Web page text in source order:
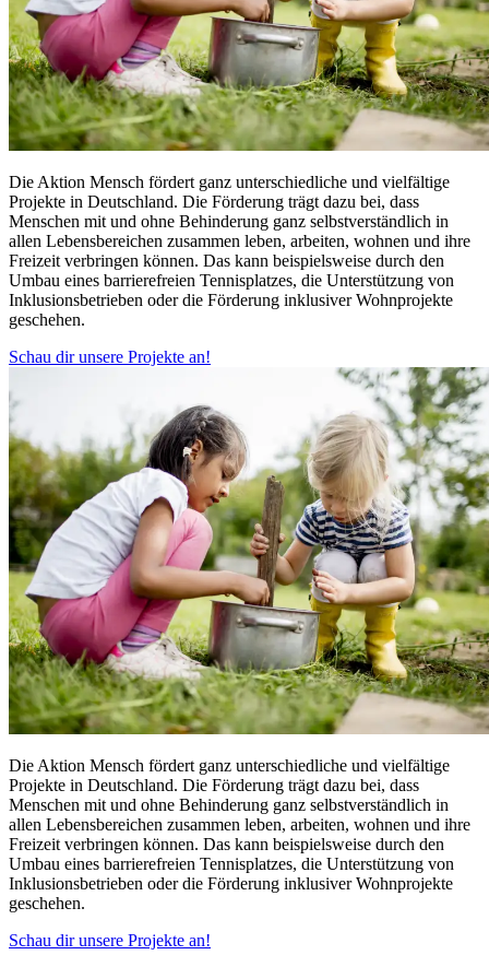
Die Aktion Mensch fördert ganz unterschiedliche und vielfältige
Projekte in Deutschland. Die Förderung trägt dazu bei, dass
Menschen mit und ohne Behinderung ganz selbstverständlich in
allen Lebensbereichen zusammen leben, arbeiten, wohnen und ihre
Freizeit verbringen können. Das kann beispielsweise durch den
Umbau eines barrierefreien Tennisplatzes, die Unterstützung von
Inklusionsbetrieben oder die Förderung inklusiver Wohnprojekte
geschehen.
Schau dir unsere Projekte an!
Die Aktion Mensch fördert ganz unterschiedliche und vielfältige
Projekte in Deutschland. Die Förderung trägt dazu bei, dass
Menschen mit und ohne Behinderung ganz selbstverständlich in
allen Lebensbereichen zusammen leben, arbeiten, wohnen und ihre
Freizeit verbringen können. Das kann beispielsweise durch den
Umbau eines barrierefreien Tennisplatzes, die Unterstützung von
Inklusionsbetrieben oder die Förderung inklusiver Wohnprojekte
geschehen.
Schau dir unsere Projekte an!